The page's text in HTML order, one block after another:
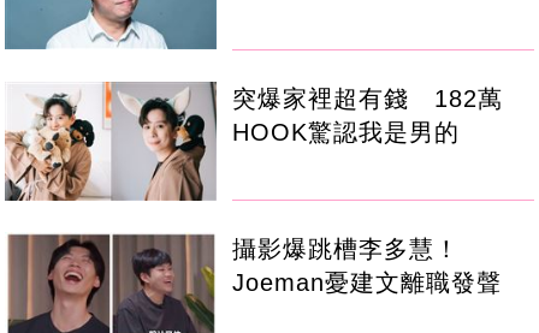
突爆家裡超有錢 182萬
HOOK驚認我是男的
攝影爆跳槽李多慧！
Joeman憂建文離職發聲